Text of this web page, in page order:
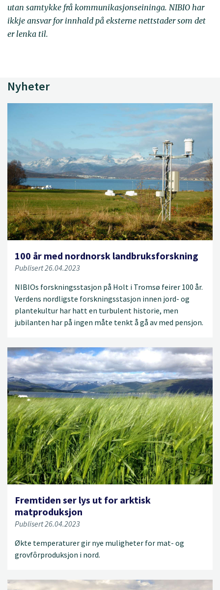
utan samtykke frå kommunikasjonseininga. NIBIO har
ikkje ansvar for innhald på eksterne nettstader som det
er lenka til.
Nyheter
100 år med nordnorsk landbruksforskning
Publisert 26.04.2023
NIBIOs forskningsstasjon på Holt i Tromsø feirer 100 år.
Verdens nordligste forskningsstasjon innen jord- og
plantekultur har hatt en turbulent historie, men
jubilanten har på ingen måte tenkt å gå av med pensjon.
Fremtiden ser lys ut for arktisk
matproduksjon
Publisert 26.04.2023
Økte temperaturer gir nye muligheter for mat- og
grovfôrproduksjon i nord.